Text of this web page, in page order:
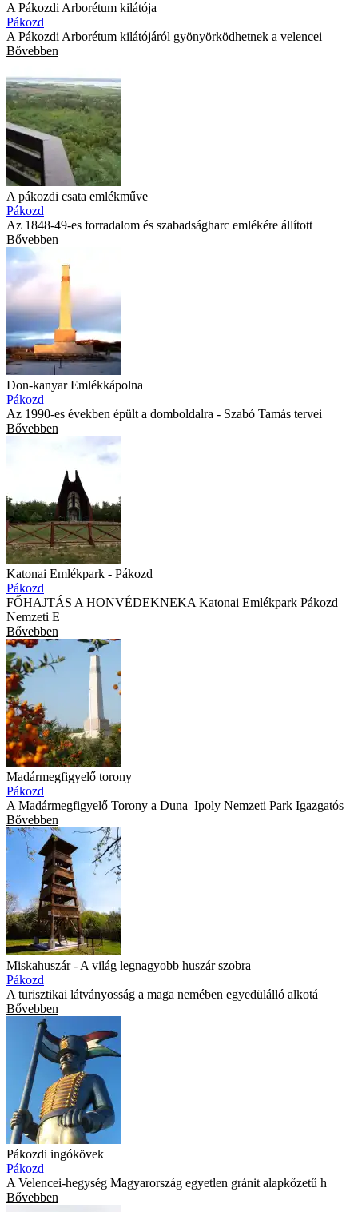
A Pákozdi Arborétum kilátója
Pákozd
A Pákozdi Arborétum kilátójáról gyönyörködhetnek a velencei
Bővebben
A pákozdi csata emlékműve
Pákozd
Az 1848-49-es forradalom és szabadságharc emlékére állított
Bővebben
Don-kanyar Emlékkápolna
Pákozd
Az 1990-es években épült a domboldalra - Szabó Tamás tervei
Bővebben
Katonai Emlékpark - Pákozd
Pákozd
FŐHAJTÁS A HONVÉDEKNEKA Katonai Emlékpark Pákozd –
Nemzeti E
Bővebben
Madármegfigyelő torony
Pákozd
A Madármegfigyelő Torony a Duna–Ipoly Nemzeti Park Igazgatós
Bővebben
Miskahuszár - A világ legnagyobb huszár szobra
Pákozd
A turisztikai látványosság a maga nemében egyedülálló alkotá
Bővebben
Pákozdi ingókövek
Pákozd
A Velencei-hegység Magyarország egyetlen gránit alapkőzetű h
Bővebben